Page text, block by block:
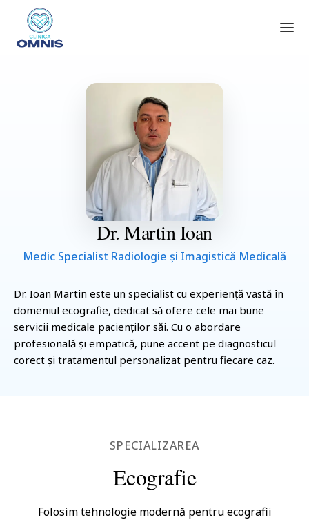
Dr.MartinIoan
Medic Specialist Radiologie și Imagistică Medicală
Dr. Ioan Martin este un specialist cu experiență vastă în
domeniul ecografie, dedicat să ofere cele mai bune
servicii medicale pacienților săi. Cu o abordare
profesională și empatică, pune accent pe diagnosticul
corect și tratamentul personalizat pentru fiecare caz.
SPECIALIZAREA
Ecografie
Folosim tehnologie modernă pentru ecografii